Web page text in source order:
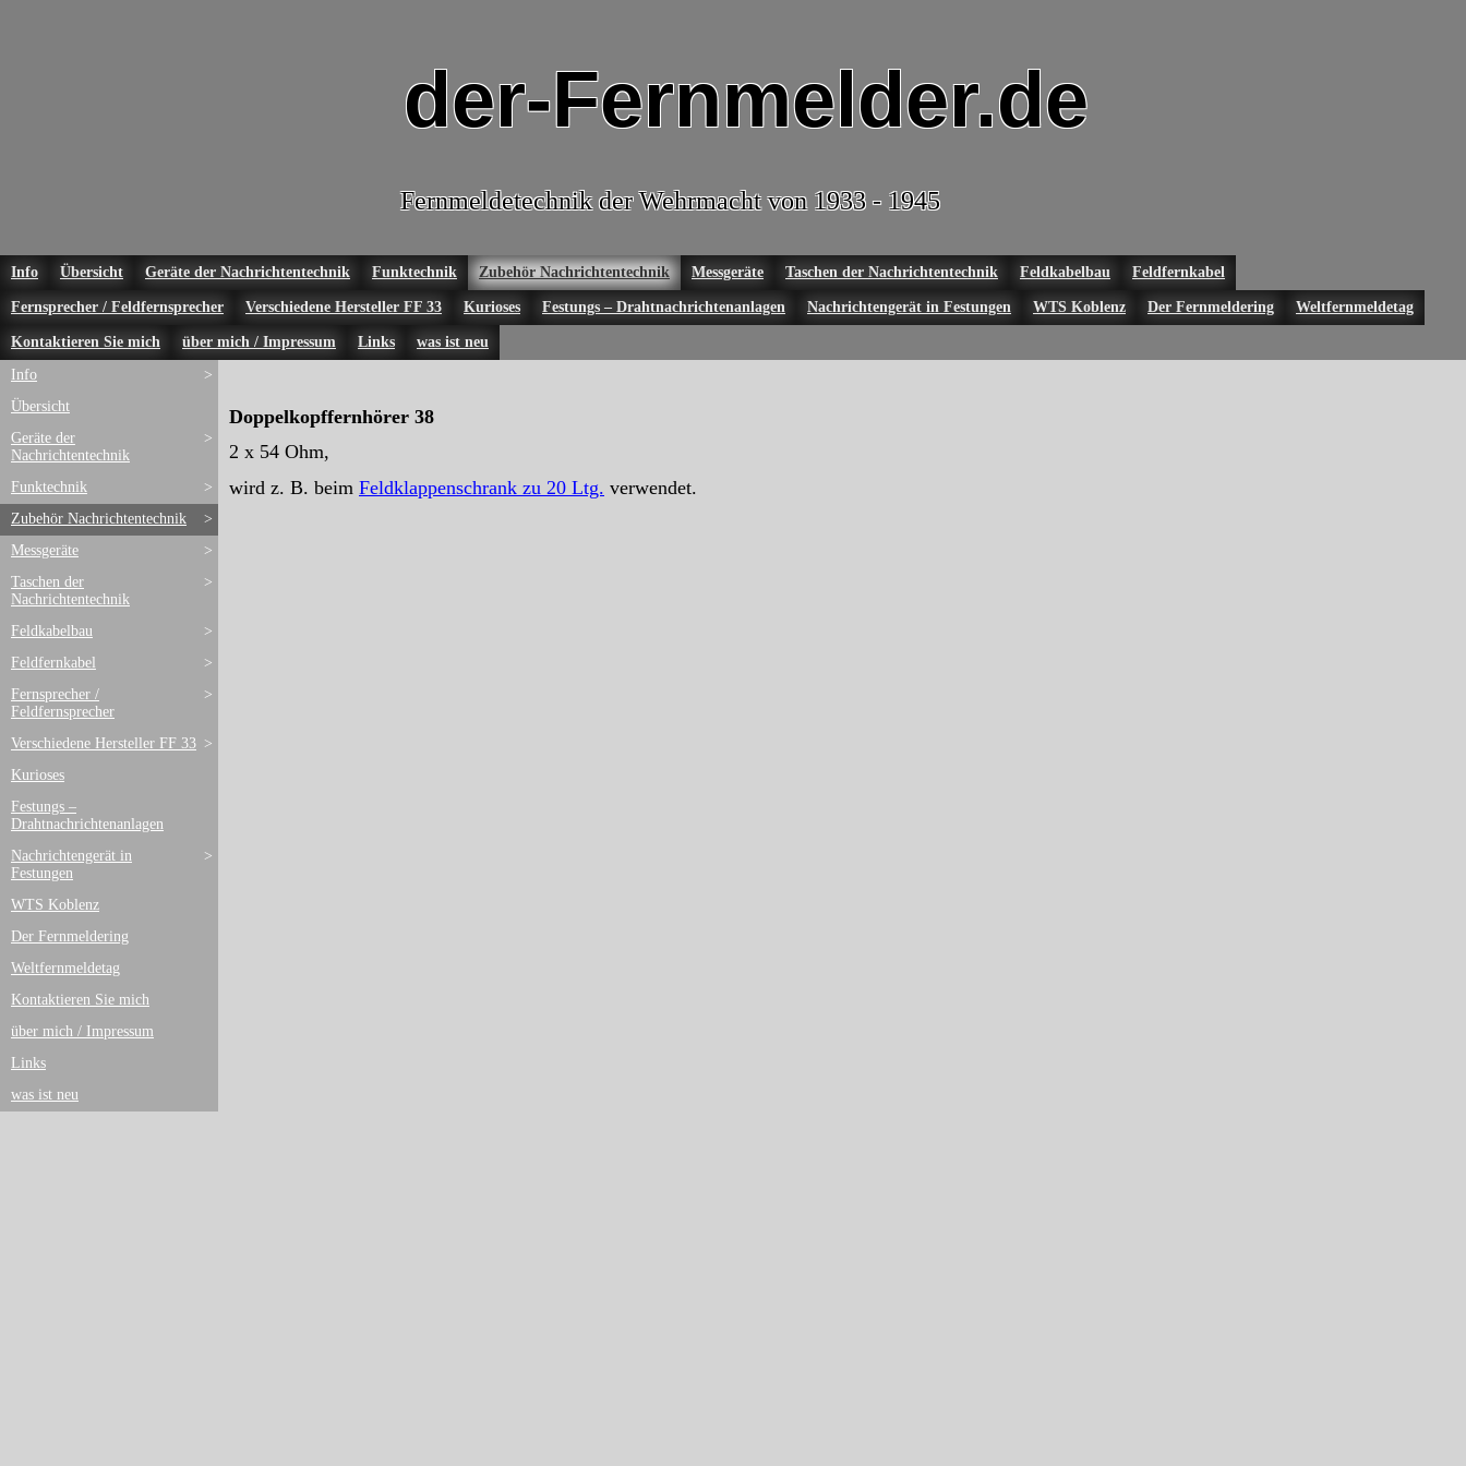
der-Fernmelder.de
Fernmeldetechnik der Wehrmacht von 1933 - 1945
Info Übersicht Geräte der Nachrichtentechnik Funktechnik Zubehör Nachrichtentechnik Messgeräte Taschen der Nachrichtentechnik Feldkabelbau Feldfernkabel
Fernsprecher / Feldfernsprecher Verschiedene Hersteller FF 33 Kurioses Festungs – Drahtnachrichtenanlagen Nachrichtengerät in Festungen WTS Koblenz Der Fernmeldering Weltfernmeldetag
Kontaktieren Sie mich über mich / Impressum Links
was ist neu
>
Info
Übersicht
>
Geräte der
Nachrichtentechnik
>
Funktechnik
>
Zubehör Nachrichtentechnik
>
Messgeräte
>
Taschen der
Nachrichtentechnik
>
Feldkabelbau
>
Feldfernkabel
>
Fernsprecher /
Feldfernsprecher
>
Verschiedene Hersteller FF 33
Kurioses
Festungs –
Drahtnachrichtenanlagen
>
Nachrichtengerät in
Festungen
WTS Koblenz
Der Fernmeldering
Weltfernmeldetag
Kontaktieren Sie mich
über mich / Impressum
Links
was ist neu
Doppelkopffernhörer 38
2 x 54 Ohm,
wird z. B. beim Feldklappenschrank zu 20 Ltg. verwendet.